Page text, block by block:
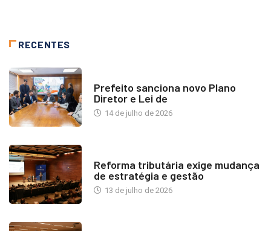
RECENTES
Prefeito sanciona novo Plano
Diretor e Lei de
14 de julho de 2026
Reforma tributária exige mudança
de estratégia e gestão
13 de julho de 2026